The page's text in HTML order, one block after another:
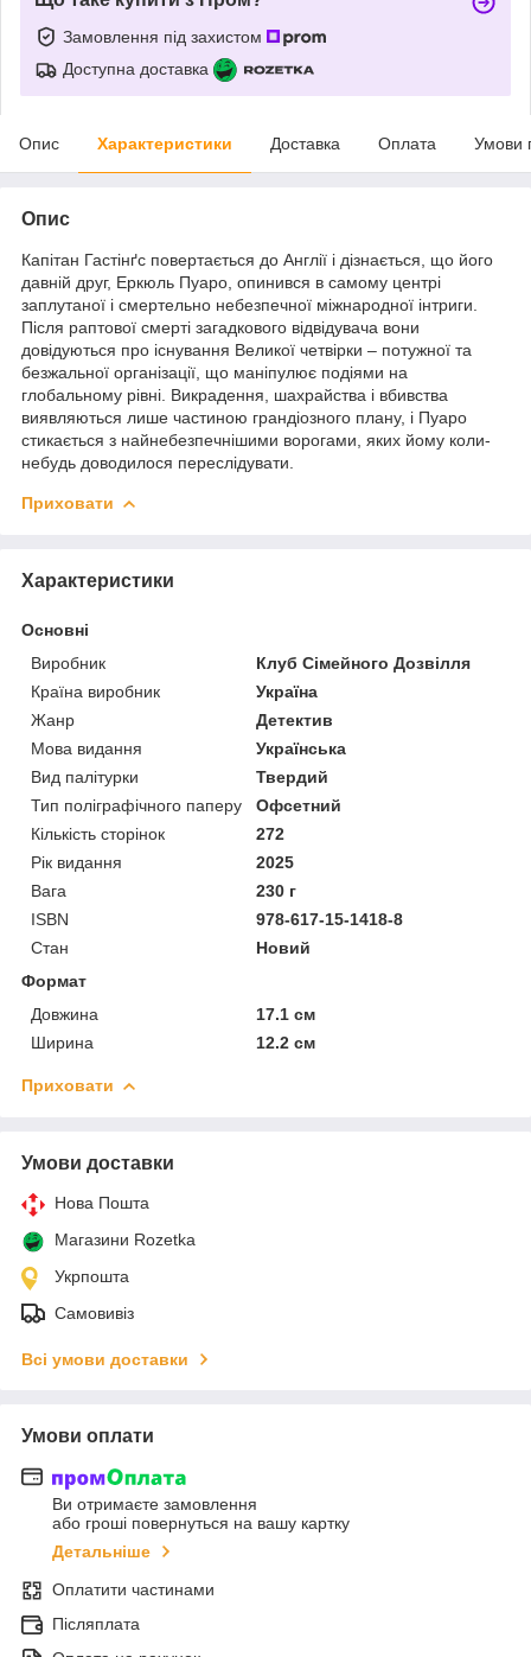
Замовлення під захистом
Доступна доставка
Опис Характеристики Доставка Оплата Умови
Опис
Капітан Гастінґс повертається до Англії і дізнається, що його
давній друг, Еркюль Пуаро, опинився в самому центрі
заплутаної і смертельно небезпечної міжнародної інтриги.
Після раптової смерті загадкового відвідувача вони
довідуються про існування Великої четвірки – потужної та
безжальної організації, що маніпулює подіями на
глобальному рівні. Викрадення, шахрайства і вбивства
виявляються лише частиною грандіозного плану, і Пуаро
стикається з найнебезпечнішими ворогами, яких йому коли-
небудь доводилося переслідувати.
Приховати
Характеристики
Основні
Виробник
Клуб Сімейного Дозвілля
Країна виробник
Україна
Жанр
Детектив
Мова видання
Українська
Вид палітурки
Твердий
Тип поліграфічного паперу
Офсетний
Кількість сторінок
272
Рік видання
2025
Вага
230 г
ISBN
978-617-15-1418-8
Стан
Новий
Формат
Довжина
17.1 см
Ширина
12.2 см
Приховати
Умови доставки
Нова Пошта
Магазини Rozetka
Укрпошта
Самовивіз
Всі умови доставки
Умови оплати
Ви отримаєте замовлення
або гроші повернуться на вашу картку
Детальніше
Оплатити частинами
Післяплата